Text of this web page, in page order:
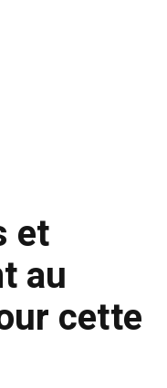
et
au
cette